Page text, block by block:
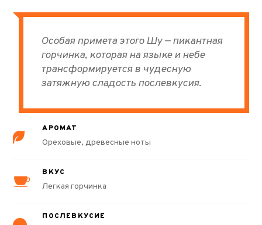
Особая примета этого Шу — пикантная
горчинка, которая на языке и небе
трансформируется в чудесную
затяжную сладость послевкусия.
АРОМАТ
Ореховые, древесные ноты
ВКУС
Легкая горчинка
ПОСЛЕВКУСИЕ